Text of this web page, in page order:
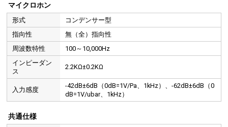
優れたフィット感で遮音性が高く、外部のノイズを抑えます。また、
ズレ落ちを防ぎます。
マイクロホン
形式
コンデンサー型
指向性
無（全）指向性
周波数特性
100～10,000Hz
インピーダン
ス
2.2KΩ±0.2KΩ
入力感度
-42dB±6dB（0dB=1V/Pa、1kHz）、-62dB±6dB（0
dB=1V/ubar、1kHz）
共通仕様